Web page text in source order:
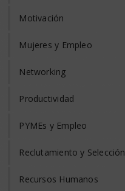
Motivación
Mujeres y Empleo
Networking
Productividad
PYMEs y Empleo
Reclutamiento y Selección
Recursos Humanos